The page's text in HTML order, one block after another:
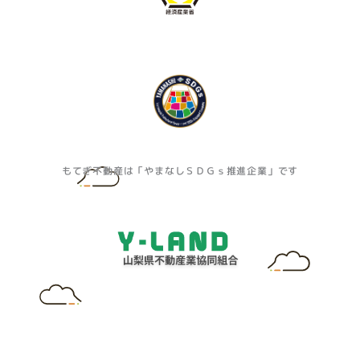
もてぎ不動産は「やまなしＳＤＧｓ推進企業」です